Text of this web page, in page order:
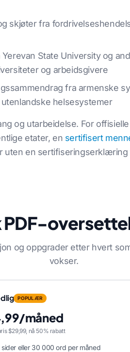
skjøter fra
State University og
og arbeidsgivere
fra armenske
helsesystemer
og utarbeidelse. For
etater, en sertifisert
uten en
PDF-
og oppgrader etter hvert
vokser.
POPULÆR
måned
$29,99, nå 50% rabatt
sider eller 30 000 ord per måned